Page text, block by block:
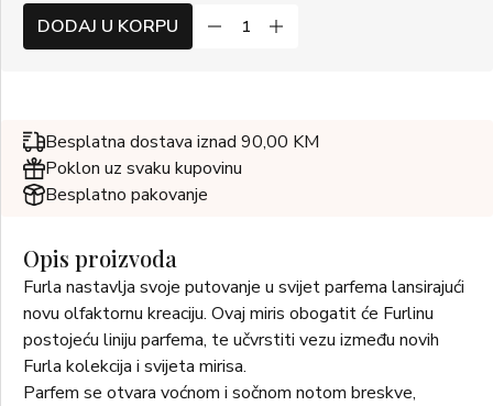
DODAJ U KORPU
Besplatna dostava iznad 90,00 KM
Poklon uz svaku kupovinu
Besplatno pakovanje
Opis proizvoda
Furla nastavlja svoje putovanje u svijet parfema lansirajući
novu olfaktornu kreaciju. Ovaj miris obogatit će Furlinu
postojeću liniju parfema, te učvrstiti vezu između novih
Furla kolekcija i svijeta mirisa.
Parfem se otvara voćnom i sočnom notom breskve,